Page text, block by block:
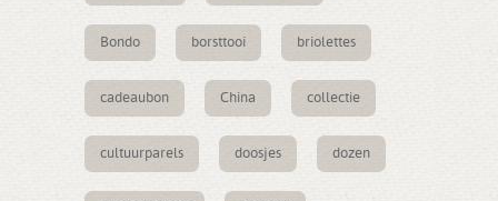
Bondo borsttooi briolettes
cadeaubon China collectie
cultuurparels doosjes dozen